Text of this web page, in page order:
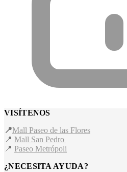
VISÍTENOS
📍Mall Paseo de las Flores
📍 Mall San Pedro
📍 Paseo Metrópoli
¿NECESITA AYUDA?